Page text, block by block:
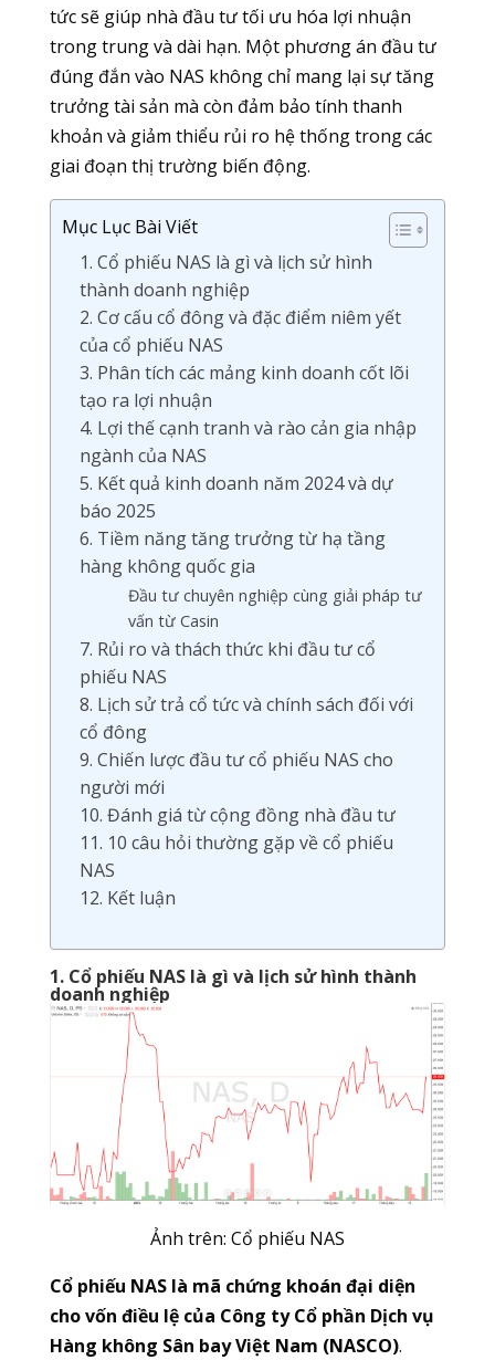
tức sẽ giúp nhà đầu tư tối ưu hóa lợi nhuận
trong trung và dài hạn. Một phương án đầu tư
đúng đắn vào NAS không chỉ mang lại sự tăng
trưởng tài sản mà còn đảm bảo tính thanh
khoản và giảm thiểu rủi ro hệ thống trong các
giai đoạn thị trường biến động.
Mục Lục Bài Viết
1. Cổ phiếu NAS là gì và lịch sử hình
thành doanh nghiệp
2. Cơ cấu cổ đông và đặc điểm niêm yết
của cổ phiếu NAS
3. Phân tích các mảng kinh doanh cốt lõi
tạo ra lợi nhuận
4. Lợi thế cạnh tranh và rào cản gia nhập
ngành của NAS
5. Kết quả kinh doanh năm 2024 và dự
báo 2025
6. Tiềm năng tăng trưởng từ hạ tầng
hàng không quốc gia
Đầu tư chuyên nghiệp cùng giải pháp tư
vấn từ Casin
7. Rủi ro và thách thức khi đầu tư cổ
phiếu NAS
8. Lịch sử trả cổ tức và chính sách đối với
cổ đông
9. Chiến lược đầu tư cổ phiếu NAS cho
người mới
10. Đánh giá từ cộng đồng nhà đầu tư
11. 10 câu hỏi thường gặp về cổ phiếu
NAS
12. Kết luận
1. Cổ phiếu NAS là gì và lịch sử hình thành
doanh nghiệp
Ảnh trên: Cổ phiếu NAS
Cổ phiếu NAS là mã chứng khoán đại diện
cho vốn điều lệ của Công ty Cổ phần Dịch vụ
Hàng không Sân bay Việt Nam (NASCO).